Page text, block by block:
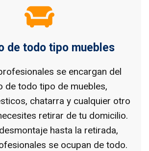
de todo tipo muebles
se encargan del
de todo tipo de muebles,
chatarra y cualquier otro
retirar de tu domicilio.
hasta la retirada,
se ocupan de todo.